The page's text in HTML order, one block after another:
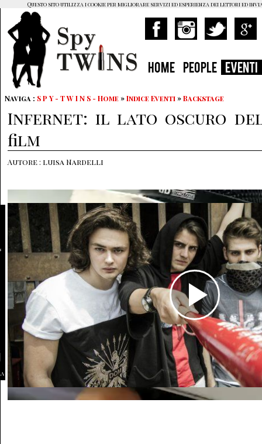
HOME PEOPLE EVENTI
Naviga : S P Y - T W I N S - Home »Indice Eventi »Backstage
Infernet: il lato oscuro
film
Autore : luisa Nardelli
Questo sito utilizza i cookie per migliorare servizi ed esperienza dei lettori ed